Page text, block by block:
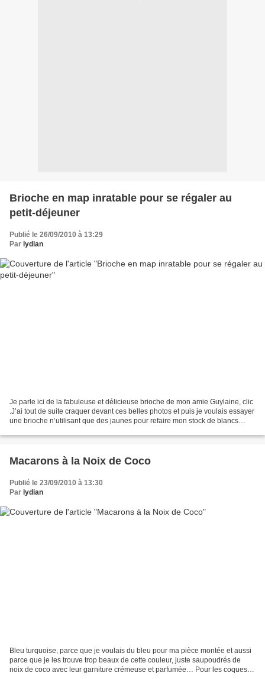
Brioche en map inratable pour se régaler au
petit-déjeuner
Publié le 26/09/2010 à 13:29
Par lydian
Je parle ici de la fabuleuse et délicieuse brioche de mon amie Guylaine, clic
.J’ai tout de suite craquer devant ces belles photos et puis je voulais essayer
une brioche n’utilisant que des jaunes pour refaire mon stock de blancs
Macarons à la Noix de Coco
Publié le 23/09/2010 à 13:30
Par lydian
Bleu turquoise, parce que je voulais du bleu pour ma pièce montée et aussi
parce que je les trouve trop beaux de cette couleur, juste saupoudrés de
noix de coco avec leur garniture crémeuse et parfumée… Pour les coques,